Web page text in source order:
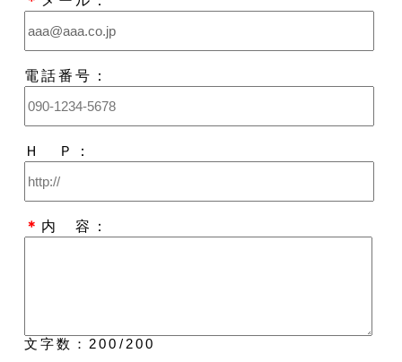
電話番号：
Ｈ Ｐ：
＊ 内 容：
文字数： 200 /200